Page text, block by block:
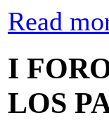
Read
I
LOS